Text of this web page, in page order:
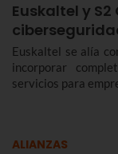
Euskaltel y
Euskaltel se alía
incorporar
servicios para
ALIANZAS